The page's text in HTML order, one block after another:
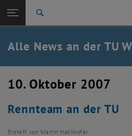
TU Login
Quicklinks
Quicklinks-Menü umschalten
Studium
Karriere
Zurück: Subseiten von TU Wien
Zurück zur letzten Ebene:
TU Wien Startseite
Übersicht
Alle News an der TU
10. Oktober 2007
Rennteam an der TU
Erstellt von Martin Hackhofer